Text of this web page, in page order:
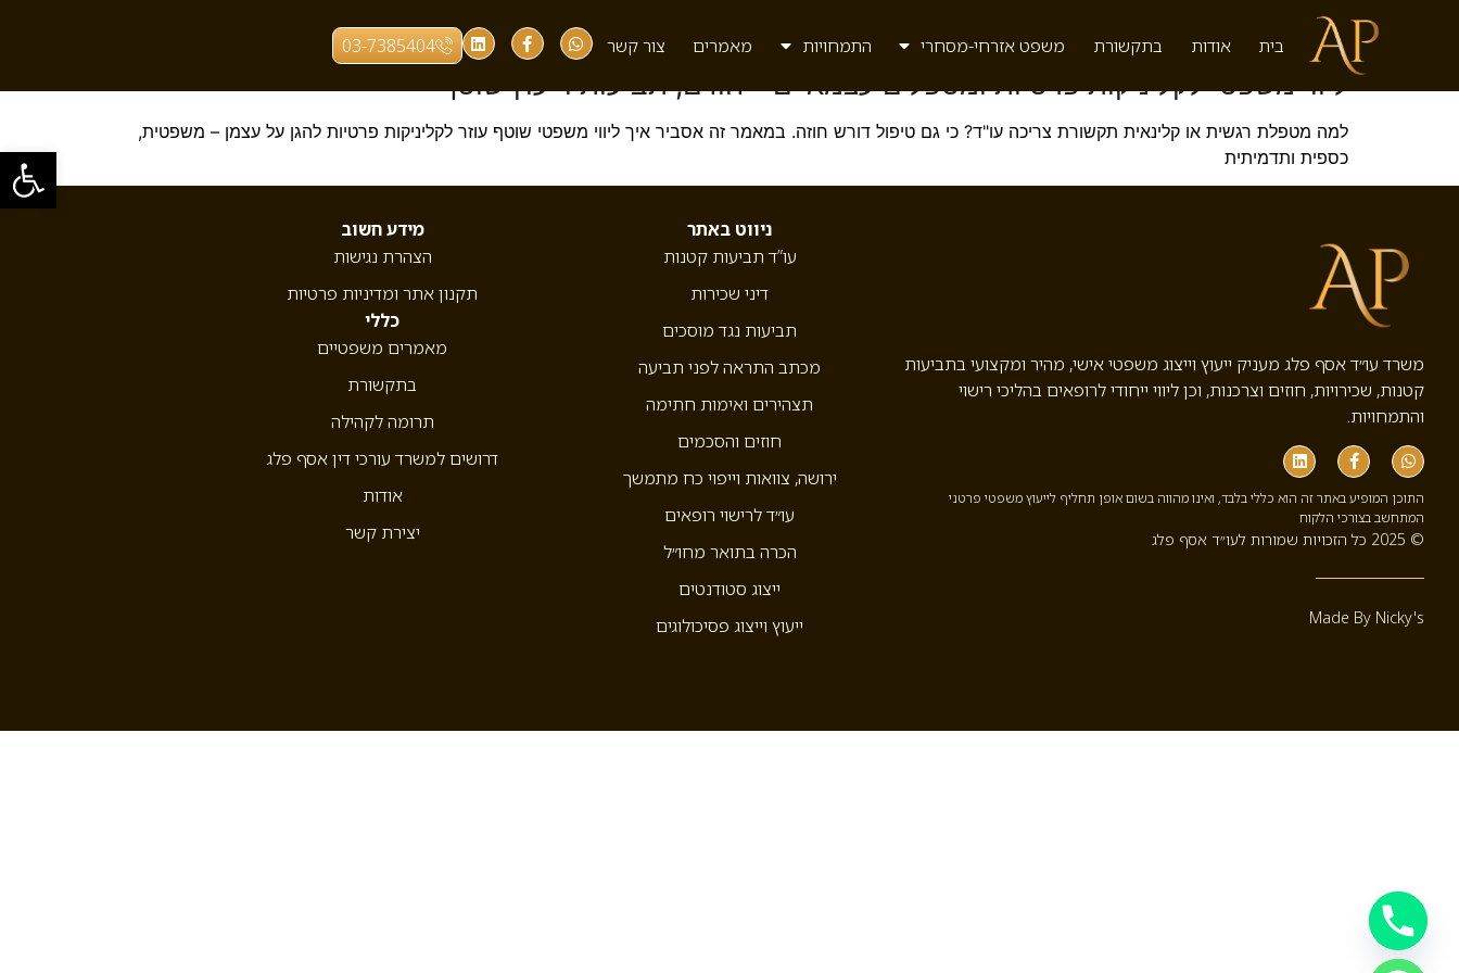
פתח
בית אודות בתקשורת משפט אזרחי-מסחרי התמחויות מאמרים צור קשר 03-7385404 תגית:
ליווי משפטי לקליניקות פרטיות ומטפלים עצמאיים – חוזים, תביעות וייעוץ שוטף
למה מטפלת רגשית או קלינאית תקשורת צריכה עו"ד? כי גם טיפול דורש חוזה. במאמר זה אסביר איך ליווי משפטי שוטף עוזר לקליניקות פרטיות להגן על עצמן – משפטית,
כספית ותדמיתית
משרד עו״ד אסף פלג מעניק ייעוץ וייצוג משפטי אישי, מהיר ומקצועי בתביעות
קטנות, שכירויות, חוזים וצרכנות, וכן ליווי ייחודי לרופאים בהליכי רישוי
והתמחויות.
התוכן המופיע באתר זה הוא כללי בלבד, ואינו מהווה בשום אופן תחליף לייעוץ משפטי פרטני
המתחשב בצורכי הלקוח
© 2025 כל הזכויות שמורות לעו״ד אסף פלג
Made By Nicky's
ניווט באתר
עו”ד תביעות קטנות
דיני שכירות
תביעות נגד מוסכים
מכתב התראה לפני תביעה
תצהירים ואימות חתימה
חוזים והסכמים
ירושה, צוואות וייפוי כח מתמשך
עו״ד לרישוי רופאים
הכרה בתואר מחו״ל
ייצוג סטודנטים
ייעוץ וייצוג פסיכולוגים
מידע חשוב
הצהרת נגישות
תקנון אתר ומדיניות פרטיות
כללי
מאמרים משפטיים
בתקשורת
תרומה לקהילה
דרושים למשרד עורכי דין אסף פלג
אודות
יצירת קשר